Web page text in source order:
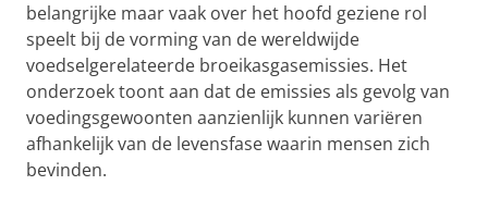
belangrijke maar vaak over het hoofd geziene rol
speelt bij de vorming van de wereldwijde
voedselgerelateerde broeikasgasemissies. Het
onderzoek toont aan dat de emissies als gevolg van
voedingsgewoonten aanzienlijk kunnen variëren
afhankelijk van de levensfase waarin mensen zich
bevinden.